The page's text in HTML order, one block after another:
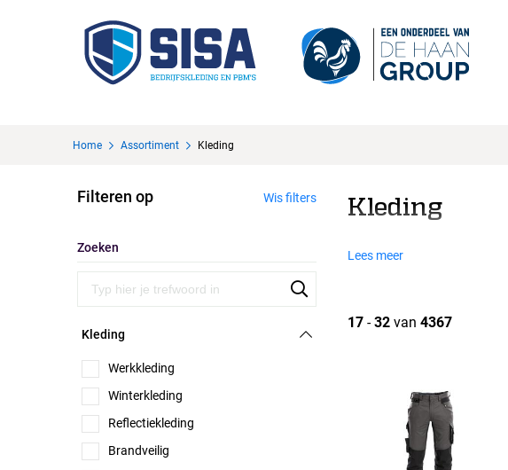
Home Assortiment Kleding
Filteren op Wis filters
Zoeken
Kleding
Werkkleding
Winterkleding
Reflectiekleding
Brandveilig
Kleding
Lees meer
17 -32 van 4367